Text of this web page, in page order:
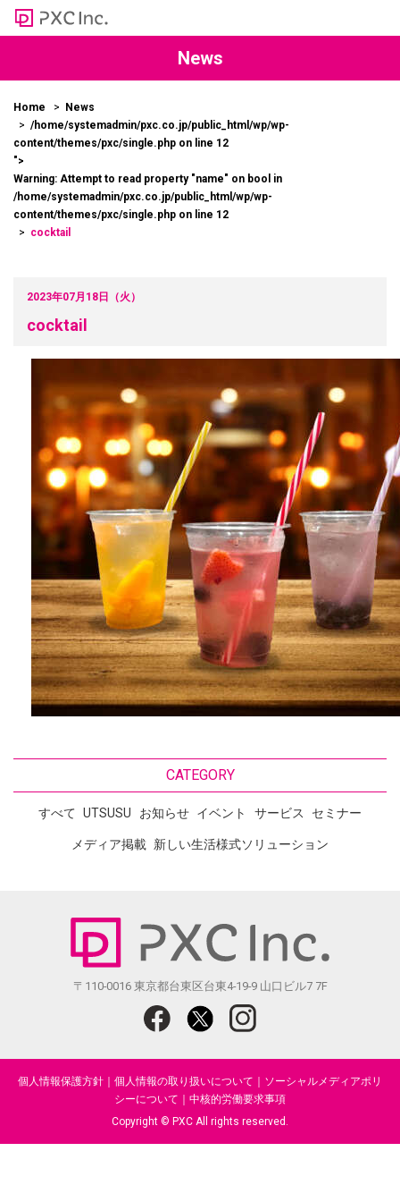
News
Home
News
/home/systemadmin/pxc.co.jp/public_html/wp/wp-
content/themes/pxc/single.php on line 12
">
Warning: Attempt to read property "name" on bool in
/home/systemadmin/pxc.co.jp/public_html/wp/wp-
content/themes/pxc/single.php on line 12
cocktail
2023年07月18日（火）
cocktail
CATEGORY
すべて UTSUSU お知らせ イベント サービス セミナー
メディア掲載 新しい生活様式ソリューション
〒110-0016 東京都台東区台東4-19-9 山口ビル7 7F
個人情報保護方針 個人情報の取り扱いについて
ソーシャルメディアポリ
シーについて
中核的労働要求事項
Copyright © PXC All rights reserved.